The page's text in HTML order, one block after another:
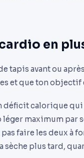
en
tapis avant ou
et que ton
déficit calorique
léger maximum par
faire les deux à
sèche plus tard,